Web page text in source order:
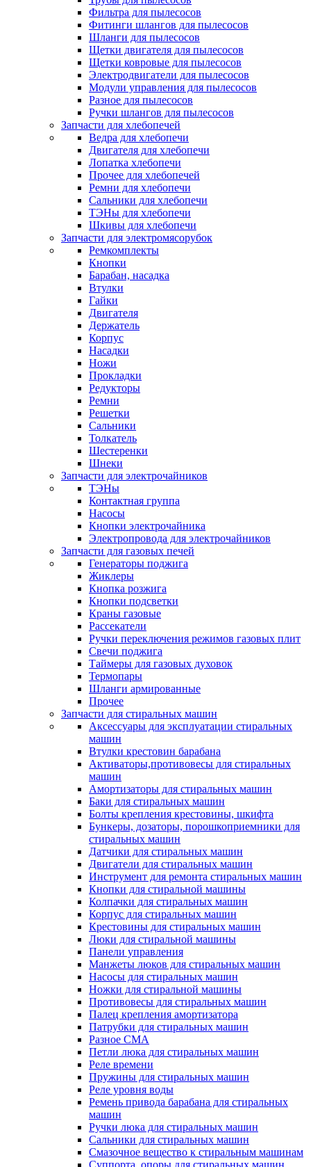
Фильтра для пылесосов
Фитинги шлангов для пылесосов
Шланги для пылесосов
Щетки двигателя для пылесосов
Щетки ковровые для пылесосов
Электродвигатели для пылесосов
Модули управления для пылесосов
Разное для пылесосов
Ручки шлангов для пылесосов
Запчасти для хлебопечей
Ведра для хлебопечи
Двигателя для хлебопечи
Лопатка хлебопечи
Прочее для хлебопечей
Ремни для хлебопечи
Сальники для хлебопечи
ТЭНы для хлебопечи
Шкивы для хлебопечи
Запчасти для электромясорубок
Ремкомплекты
Кнопки
Барабан, насадка
Втулки
Гайки
Двигателя
Держатель
Корпус
Насадки
Ножи
Прокладки
Редукторы
Ремни
Решетки
Сальники
Толкатель
Шестеренки
Шнеки
Запчасти для электрочайников
ТЭНы
Контактная группа
Насосы
Кнопки электрочайника
Электропровода для электрочайников
Запчасти для газовых печей
Генераторы поджига
Жиклеры
Кнопка розжига
Кнопки подсветки
Краны газовые
Рассекатели
Ручки переключения режимов газовых плит
Свечи поджига
Таймеры для газовых духовок
Термопары
Шланги армированные
Прочее
Запчасти для стиральных машин
Аксессуары для эксплуатации стиральных
машин
Втулки крестовин барабана
Активаторы,противовесы для стиральных
машин
Амортизаторы для стиральных машин
Баки для стиральных машин
Болты крепления крестовины, шкифта
Бункеры, дозаторы, порошкоприемники для
стиральных машин
Датчики для стиральных машин
Двигатели для стиральных машин
Инструмент для ремонта стиральных машин
Кнопки для стиральной машины
Колпачки для стиральных машин
Корпус для стиральных машин
Крестовины для стиральных машин
Люки для стиральной машины
Панели управления
Манжеты люков для стиральных машин
Насосы для стиральных машин
Ножки для стиральной машины
Противовесы для стиральных машин
Палец крепления амортизатора
Патрубки для стиральных машин
Разное СМА
Петли люка для стиральных машин
Реле времени
Пружины для стиральных машин
Реле уровня воды
Ремень привода барабана для стиральных
машин
Ручки люка для стиральных машин
Сальники для стиральных машин
Смазочное вещество к стиральным машинам
Суппорта, опоры для стиральных машин